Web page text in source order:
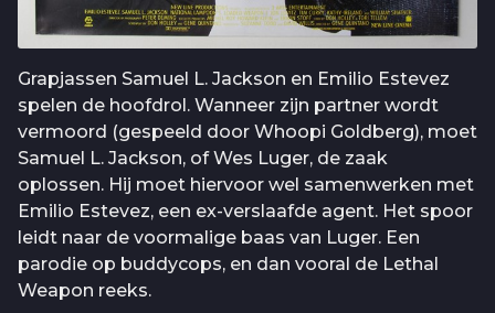
Grapjassen Samuel L. Jackson en Emilio Estevez
spelen de hoofdrol. Wanneer zijn partner wordt
vermoord (gespeeld door Whoopi Goldberg), moet
Samuel L. Jackson, of Wes Luger, de zaak
oplossen. Hij moet hiervoor wel samenwerken met
Emilio Estevez, een ex-verslaafde agent. Het spoor
leidt naar de voormalige baas van Luger. Een
parodie op buddycops, en dan vooral de Lethal
Weapon reeks.